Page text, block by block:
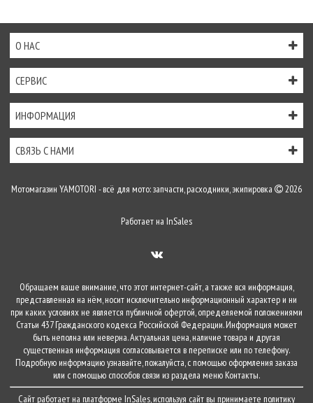
О НАС
СЕРВИС
ИНФОРМАЦИЯ
СВЯЗЬ С НАМИ
Мотомагазин YAMOTORI - всё для мото: запчасти, расходники, экипировка 2026
Работает на InSales
Обращаем ваше внимание, что этот интернет-сайт, а также вся информация,
представленная на нём, носит исключительно информационный характер и ни
при каких условиях не является публичной офертой, определяемой положениями
Статьи 437 Гражданского кодекса Российской Федерации. Информация может
быть неполна или неверна. Актуальная цена, наличие товара и другая
существенная информация согласовывается в переписке или по телефону.
Подробную информацию узнавайте, пожалуйста, с помощью оформления заказа
или с помощью способов связи из раздела меню Контакты.
Сайт работает на платформе InSales, используя сайт вы принимаете политику